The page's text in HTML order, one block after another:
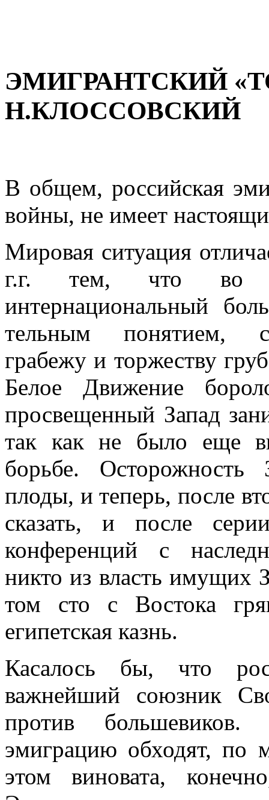
ЭМИГРАНТСКИЙ
Н.КЛОССОВСКИЙ
В общем, российская
войны, не имеет
Мировая ситуация
г.г. тем, что во
интернациональный
тельным понятием,
грабежу и торжеству
Белое Движение
просвещенный Запад
так как не было еще
борьбе. Осторожность
плоды, и теперь, после
сказать, и после
конференций с
никто из власть имущих
том сто с Востока
египетская казнь.
Касалось бы, что
важнейший союзник
против
эмиграцию обходят, по
этом виновата,